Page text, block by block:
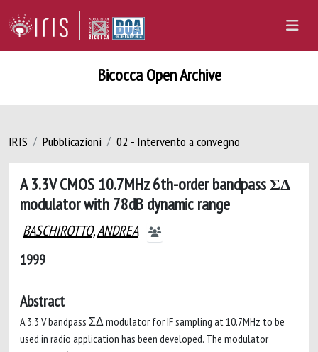
Bicocca Open Archive
IRIS Pubblicazioni 02 - Intervento a convegno
A 3.3V CMOS 10.7MHz 6th-order bandpass ΣΔ
modulator with 78dB dynamic range
BASCHIROTTO, ANDREA
1999
Abstract
A 3.3 V bandpass ΣΔ modulator for IF sampling at 10.7MHz to be
used in radio application has been developed. The modulator